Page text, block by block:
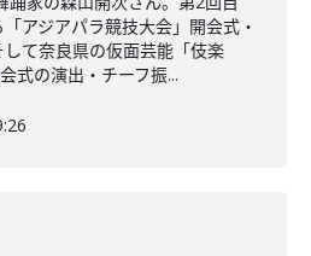
アジアパラ競技大会」開会式・
て奈良県の仮面芸能「伎楽
式の演出・チーフ振...